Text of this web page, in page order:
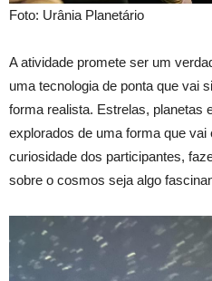
Foto: Urânia Planetário
A atividade promete ser um
uma tecnologia de ponta que vai
forma realista. Estrelas, planetas
explorados de uma forma que vai
curiosidade dos participantes,
sobre o cosmos seja algo